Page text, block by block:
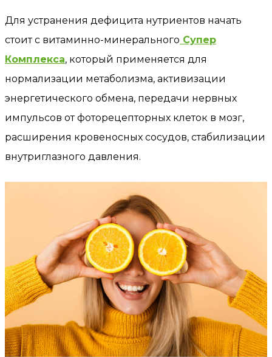
Для устранения дефицита нутриентов начать
стоит с витаминно-минерального Супер
Комплекса, который применяется для
нормализации метаболизма, активизации
энергетического обмена, передачи нервных
импульсов от фоторецепторных клеток в мозг,
расширения кровеносных сосудов, стабилизации
внутриглазного давления.